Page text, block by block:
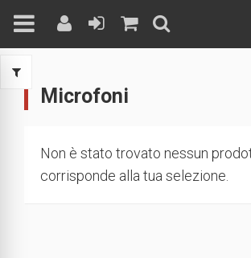
content
Microfoni
Non è stato trovato nessun
corrisponde alla tua selezione.